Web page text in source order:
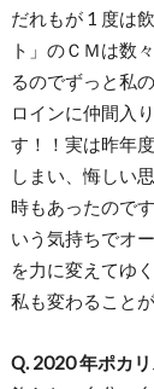
だれもが 1 度は
ト」のＣＭは数
るのでずっと私
ロインに仲間入
す！！実は昨年
しまい、悔しい
時もあったので
いう気持ちでオ
を力に変えてゆ
私も変わること
Q. 2020 年ポカ